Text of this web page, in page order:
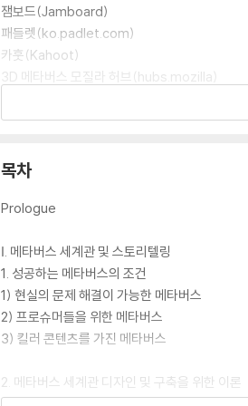
잼보드(Jamboard)
패들렛(ko.padlet.com)
카훗(Kahoot)
3D 메타버스 모질라 허브(hubs.mozilla)
스페이셜(Spatial),
메타버스 행사 운영 노하우
목차
Prologue
Ⅰ. 메타버스 세계관 및 스토리텔링
1. 성공하는 메타버스의 조건
1) 현실의 문제 해결이 가능한 메타버스
2) 프로슈머들을 위한 메타버스
3) 킬러 콘텐츠를 가진 메타버스
2. 메타버스 세계관 디자인 및 구축을 위한 이론